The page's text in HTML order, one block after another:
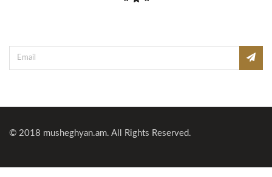
© 2018 musheghyan.am. All Rights Reserved.